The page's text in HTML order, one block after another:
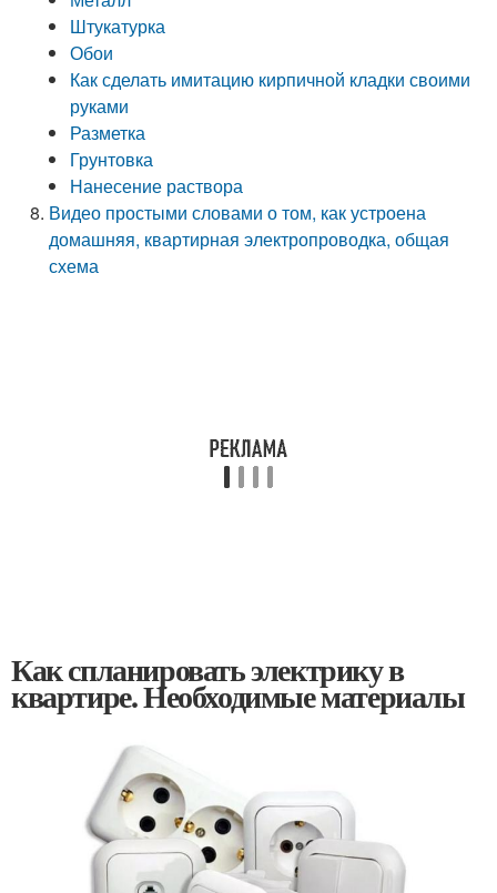
Штукатурка
Обои
Как сделать имитацию кирпичной кладки своими
руками
Разметка
Грунтовка
Нанесение раствора
Видео простыми словами о том, как устроена
домашняя, квартирная электропроводка, общая
схема
Как спланировать электрику в
квартире. Необходимые материалы